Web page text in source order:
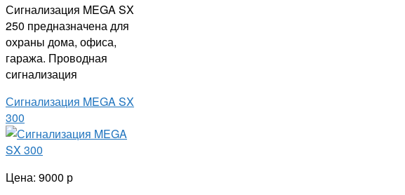
Сигнализация MEGA SX
250 предназначена для
охраны дома, офиса,
гаража. Проводная
сигнализация
Сигнализация MEGA SX
300
Цена: 9000 р